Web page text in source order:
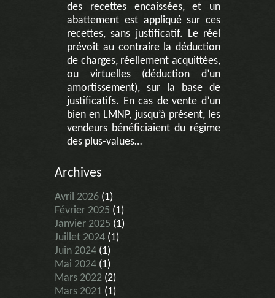
des recettes encaissées, et un
abattement est appliqué sur ces
recettes, sans justificatif. Le réel
prévoit au contraire la déduction
de charges, réellement acquittées,
ou virtuelles (déduction d’un
amortissement), sur la base de
justificatifs. En cas de vente d’un
bien en LMNP, jusqu’à présent, les
vendeurs bénéficiaient du régime
des plus-values…
Archives
Avril 2026 (1)
Février 2025 (1)
Janvier 2025 (1)
Juillet 2024 (1)
Juin 2024 (1)
Mai 2024 (1)
Mars 2022 (2)
Mars 2021 (1)